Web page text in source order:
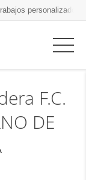
personalizados
F.C.
DE